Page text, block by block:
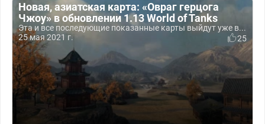
Новая, азиатская карта: «Овраг герцога
Чжоу» в обновлении 1.13 World of Tanks
Эта и все последующие показанные карты выйдут уже в...
25 мая 2021 г.
25